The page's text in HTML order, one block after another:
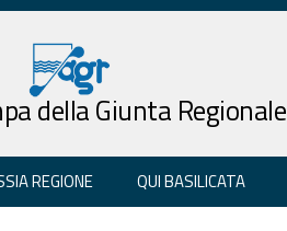
della Giunta Regionale
REGIONE QUI BASILICATA